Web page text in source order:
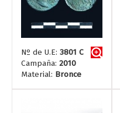
Nº de U.E: 3801 C
Campaña: 2010
Material: Bronce